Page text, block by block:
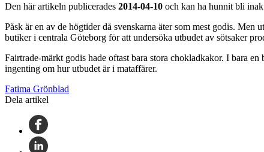
Den här artikeln publicerades 2014-04-10 och kan ha hunnit bli
Påsk är en av de högtider då svenskarna äter som mest godis.
butiker i centrala Göteborg för att undersöka utbudet av sötsaker
Fairtrade-märkt godis hade oftast bara stora chokladkakor. I bara
ingenting om hur utbudet är i mataffärer.
Fatima Grönblad
Dela artikel